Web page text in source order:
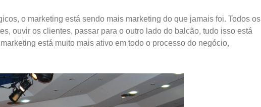
o marketing está sendo mais marketing do que jamais foi. Todos os
ouvir os clientes, passar para o outro lado do balcão, tudo isso está
está muito mais ativo em todo o processo do negócio,